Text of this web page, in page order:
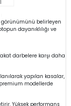
görünümünü belirleyen
dayanıklılığı ve
darbelere karşı daha
yapılan kasalar,
premium modellerde
Yüksek performans